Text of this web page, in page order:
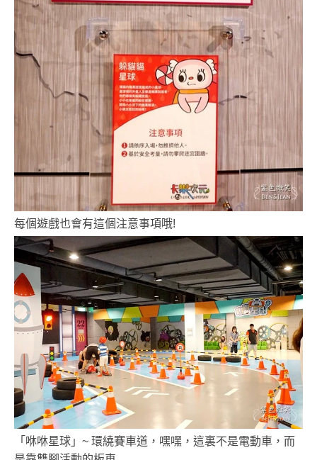
每個遊戲也會有這個注意事項哦!
「咻咻星球」~ 環繞賽車道，嘿嘿，這裏不是電動車，而